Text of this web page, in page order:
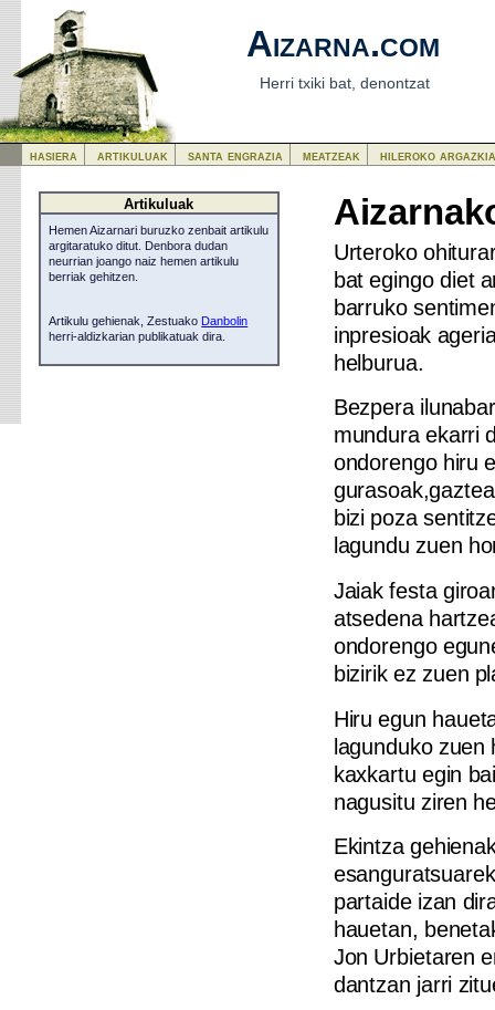
Aizarna.com
Herri txiki bat, denontzat
Urteroko
bat egingo diet
barruko
inpresioak
helburua.
Bezpera
mundura ekarri
ondorengo hiru
bizi poza
lagundu zuen
Jaiak festa
atsedena
ondorengo
bizirik ez zuen
Hiru egun
lagunduko zuen
kaxkartu egin
nagusitu ziren
Ekintza
partaide izan
hauetan,
Jon Urbietaren
dantzan jarri
Artikuluak
Hemen Aizarnari buruzko zenbait artikulu
argitaratuko ditut. Denbora dudan
neurrian joango naiz hemen artikulu
berriak gehitzen.
Artikulu gehienak, Zestuako Danbolin
herri-aldizkarian publikatuak dira.
hasiera artikuluak santa engrazia meatzeak hileroko